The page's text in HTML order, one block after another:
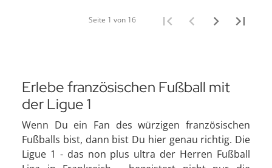
Seite 1 von 16
Erlebe französischen Fußball mit
der Ligue 1
Wenn Du ein Fan des würzigen französischen
Fußballs bist, dann bist Du hier genau richtig. Die
Ligue 1 - das non plus ultra der Herren Fußball